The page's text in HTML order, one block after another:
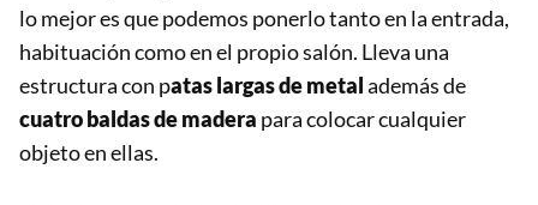
lo mejor es que podemos ponerlo tanto en la entrada,
habituación como en el propio salón. Lleva una
estructura con patas largas de metalademás de
cuatro baldas de madera para colocar cualquier
objeto en ellas.